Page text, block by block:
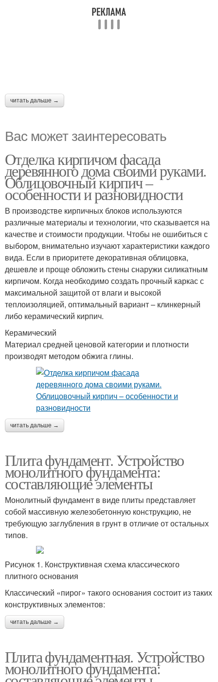
читать дальше →
Вас может заинтересовать
Отделка кирпичом фасада
деревянного дома своими руками.
Облицовочный кирпич –
особенности и разновидности
В производстве кирпичных блоков используются
различные материалы и технологии, что сказывается на
качестве и стоимости продукции. Чтобы не ошибиться с
выбором, внимательно изучают характеристики каждого
вида. Если в приоритете декоративная облицовка,
дешевле и проще обложить стены снаружи силикатным
кирпичом. Когда необходимо создать прочный каркас с
максимальной защитой от влаги и высокой
теплоизоляцией, оптимальный вариант – клинкерный
либо керамический кирпич.
Керамический
Материал средней ценовой категории и плотности
производят методом обжига глины.
читать дальше →
Плита фундамент. Устройство
монолитного фундамента:
составляющие элементы
Монолитный фундамент в виде плиты представляет
собой массивную железобетонную конструкцию, не
требующую заглубления в грунт в отличие от остальных
типов.
Рисунок 1. Конструктивная схема классического
плитного основания
Классический «пирог» такого основания состоит из таких
конструктивных элементов:
читать дальше →
Плита фундаментная. Устройство
монолитного фундамента: